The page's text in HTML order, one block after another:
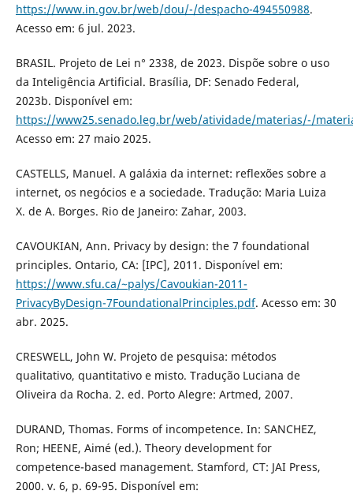
https://www.in.gov.br/web/dou/-/despacho-494550988.
Acesso em: 6 jul. 2023.
BRASIL. Projeto de Lei n° 2338, de 2023. Dispõe sobre o uso
da Inteligência Artificial. Brasília, DF: Senado Federal,
2023b. Disponível em:
https://www25.senado.leg.br/web/atividade/materias/-/
Acesso em: 27 maio 2025.
CASTELLS, Manuel. A galáxia da internet: reflexões sobre a
internet, os negócios e a sociedade. Tradução: Maria Luiza
X. de A. Borges. Rio de Janeiro: Zahar, 2003.
CAVOUKIAN, Ann. Privacy by design: the 7 foundational
principles. Ontario, CA: [IPC], 2011. Disponível em:
https://www.sfu.ca/~palys/Cavoukian-2011-
PrivacyByDesign-7FoundationalPrinciples.pdf. Acesso em: 30
abr. 2025.
CRESWELL, John W. Projeto de pesquisa: métodos
qualitativo, quantitativo e misto. Tradução Luciana de
Oliveira da Rocha. 2. ed. Porto Alegre: Artmed, 2007.
DURAND, Thomas. Forms of incompetence. In: SANCHEZ,
Ron; HEENE, Aimé (ed.). Theory development for
competence-based management. Stamford, CT: JAI Press,
2000. v. 6, p. 69-95. Disponível em: